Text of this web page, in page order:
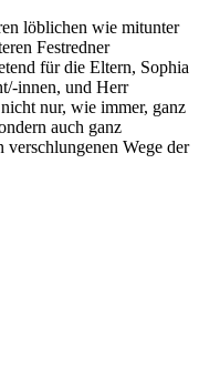
löblichen wie mitunter
Festredner
für die Eltern, Sophia
innen, und Herr
nur, wie immer, ganz
auch ganz
Wege der